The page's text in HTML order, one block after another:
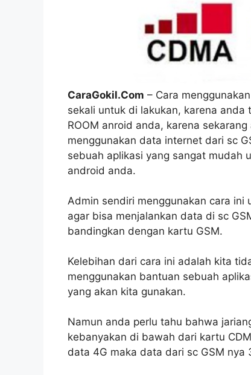
CaraGokil.Com – Cara
sekali untuk di lakukan, karena anda
ROOM anroid anda, karena
menggunakan data internet dari sc
sebuah aplikasi yang sangat mudah
android anda.
Admin sendiri menggunakan cara
agar bisa menjalankan data di sc
bandingkan dengan kartu GSM.
Kelebihan dari cara ini adalah kita
menggunakan bantuan sebuah
yang akan kita gunakan.
Namun anda perlu tahu bahwa
kebanyakan di bawah dari kartu
data 4G maka data dari sc GSM nya